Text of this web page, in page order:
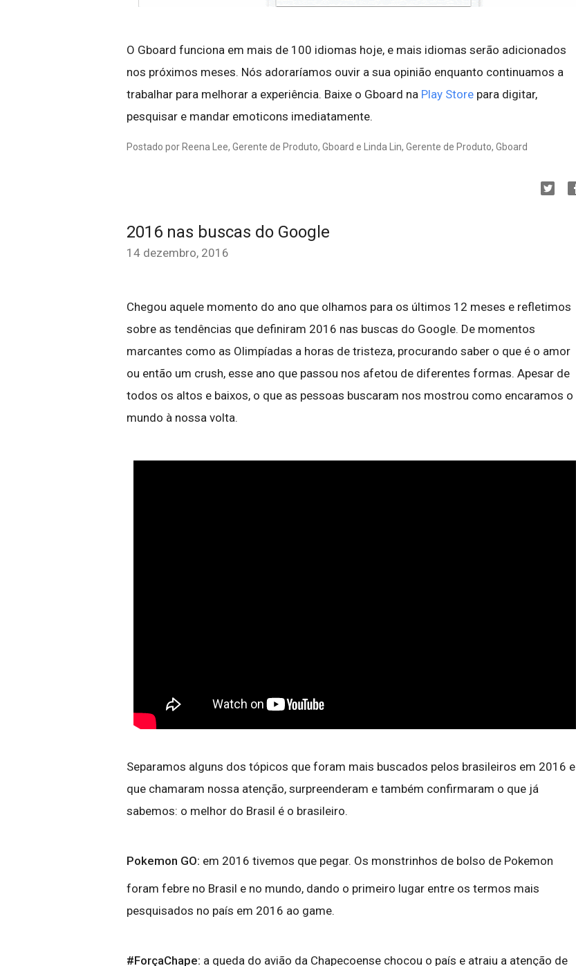
O Gboard funciona em mais de 100 idiomas hoje, e mais idiomas serão adicionados
nos próximos meses. Nós adoraríamos ouvir a sua opinião enquanto continuamos a
trabalhar para melhorar a experiência. Baixe o Gboard na Play Store para digitar,
pesquisar e mandar emoticons imediatamente.
Postado por Reena Lee, Gerente de Produto, Gboard e Linda Lin, Gerente de Produto, Gboard
2016 nas buscas do Google
14 dezembro, 2016
Chegou aquele momento do ano que olhamos para os últimos 12 meses e refletimos
sobre as tendências que definiram 2016 nas buscas do Google. De momentos
marcantes como as Olimpíadas a horas de tristeza, procurando saber o que é o amor
ou então um crush, esse ano que passou nos afetou de diferentes formas. Apesar de
todos os altos e baixos, o que as pessoas buscaram nos mostrou como encaramos o
mundo à nossa volta.
Separamos alguns dos tópicos que foram mais buscados pelos brasileiros em 2016 e
que chamaram nossa atenção, surpreenderam e também confirmaram o que já
sabemos: o melhor do Brasil é o brasileiro.
Pokemon GO: em 2016 tivemos que pegar. Os monstrinhos de bolso de Pokemon
foram febre no Brasil e no mundo, dando o primeiro lugar entre os termos mais
pesquisados no país em 2016 ao game.
#ForçaChape: a queda do avião da Chapecoense chocou o país e atraiu a atenção de